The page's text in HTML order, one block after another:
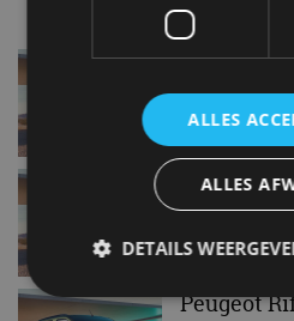
Peugeot
Peugeot
Peugeot
ALLES
ALLES
DETAILS